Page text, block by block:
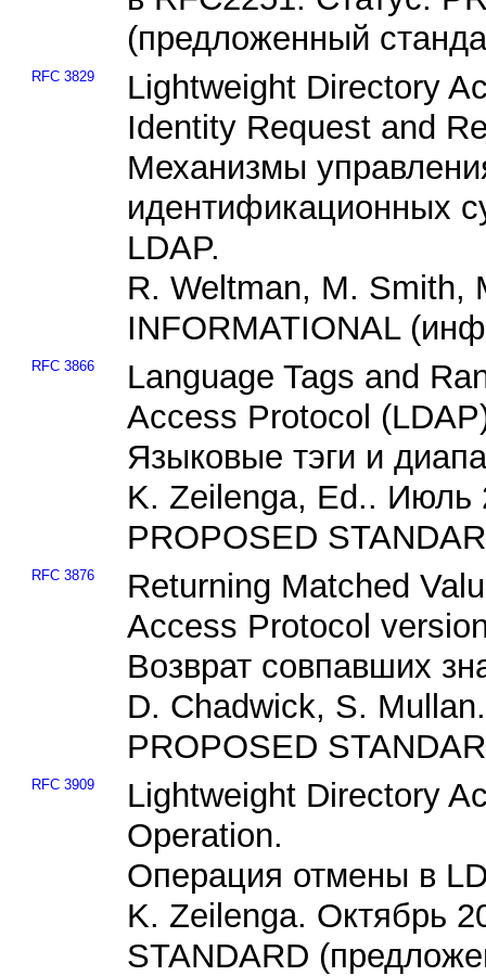
(предложенный
RFC 3829
Lightweight Directory
Identity Request and
Механизмы
идентификационных
LDAP.
R. Weltman, M. Smith,
INFORMATIONAL
RFC 3866
Language Tags and
Access Protocol
Языковые тэги и
K. Zeilenga, Ed.. Июль
PROPOSED
RFC 3876
Returning Matched
Access Protocol
Возврат совпавших
D. Chadwick, S.
PROPOSED
RFC 3909
Lightweight Directory
Operation.
Операция отмены в
K. Zeilenga. Октябрь
STANDARD